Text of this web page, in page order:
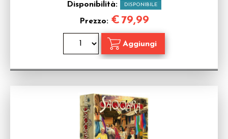
Disponibilità: DISPONIBILE
Prezzo: € 79,99